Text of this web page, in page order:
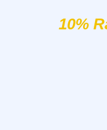
10%